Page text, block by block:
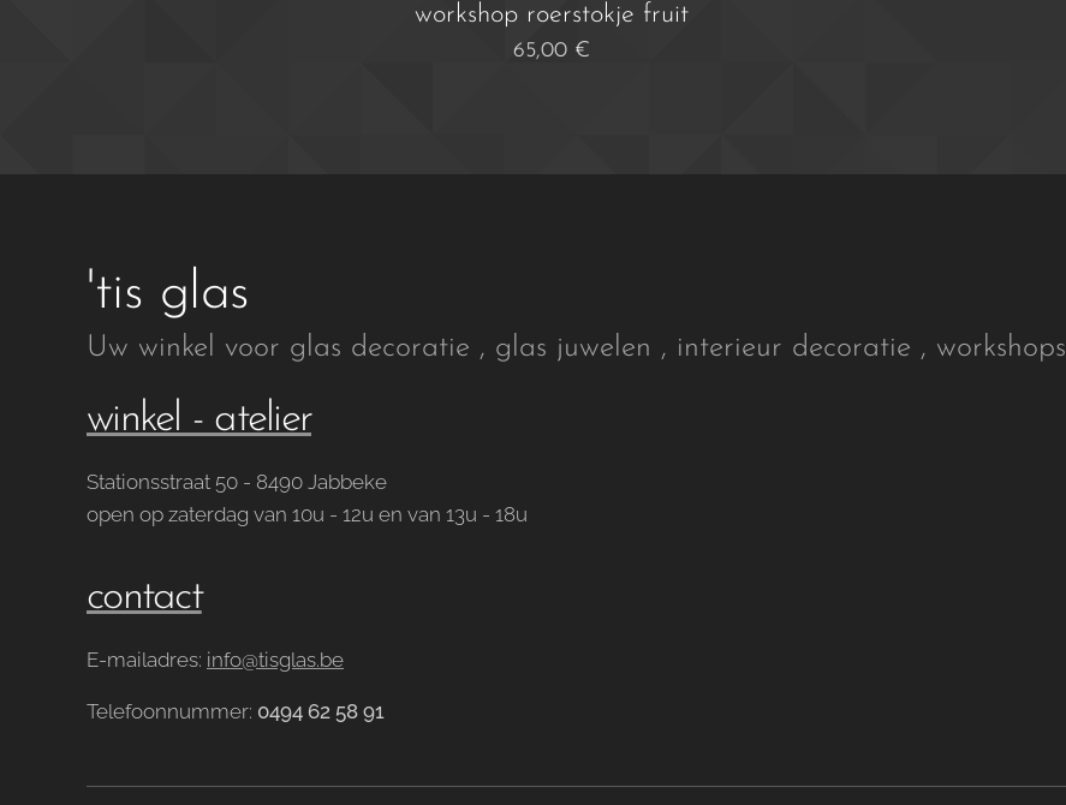
workshop roerstokje fruit
65,00€
'tis glas
Uw winkel voor glas decoratie , glas juwelen , interieur decoratie , workshops
winkel - atelier
Stationsstraat 50 - 8490 Jabbeke
open op zaterdag van 10u - 12u en van 13u - 18u
contact
E-mailadres: info@tisglas.be
Telefoonnummer: 0494 62 58 91